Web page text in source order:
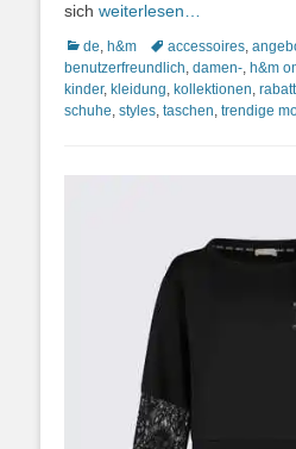
sich weiterlesen…
Kategorien
de, h&m Schlagworte
accessoires,
benutzerfreundlich, damen-, h&m
kinder, kleidung, kollektionen,
schuhe, styles, taschen, trendige